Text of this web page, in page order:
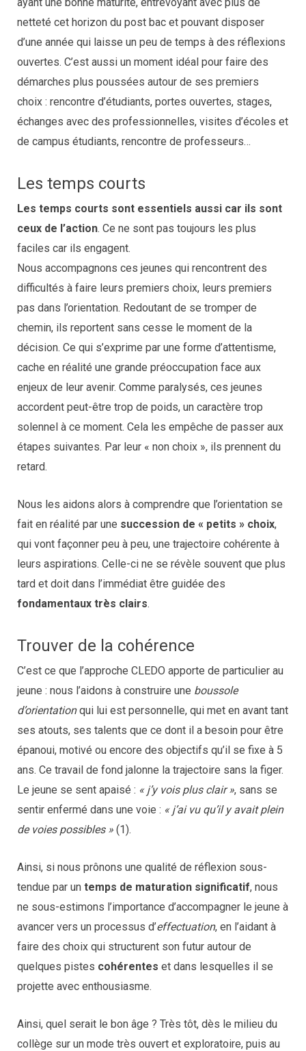
netteté cet horizon du post bac et pouvant disposer
d’une année qui laisse un peu de temps à des réflexions
ouvertes. C’est aussi un moment idéal pour faire des
démarches plus poussées autour de ses premiers
choix : rencontre d’étudiants, portes ouvertes, stages,
échanges avec des professionnelles, visites d’écoles et
de campus étudiants, rencontre de professeurs…
Les temps courts
Les temps courts sont essentiels aussi car ils sont
ceux de l’action. Ce ne sont pas toujours les plus
faciles car ils engagent.
Nous accompagnons ces jeunes qui rencontrent des
difficultés à faire leurs premiers choix, leurs premiers
pas dans l’orientation. Redoutant de se tromper de
chemin, ils reportent sans cesse le moment de la
décision. Ce qui s’exprime par une forme d’attentisme,
cache en réalité une grande préoccupation face aux
enjeux de leur avenir. Comme paralysés, ces jeunes
accordent peut-être trop de poids, un caractère trop
solennel à ce moment. Cela les empêche de passer aux
étapes suivantes. Par leur « non choix », ils prennent du
retard.
Nous les aidons alors à comprendre que l’orientation se
fait en réalité par une succession de « petits » choix,
qui vont façonner peu à peu, une trajectoire cohérente à
leurs aspirations. Celle-ci ne se révèle souvent que plus
tard et doit dans l’immédiat être guidée des
fondamentaux très clairs.
Trouver de la cohérence
C’est ce que l’approche CLEDO apporte de particulier au
jeune : nous l’aidons à construire une boussole
d’orientationqui lui est personnelle, qui met en avant tant
ses atouts, ses talents que ce dont il a besoin pour être
épanoui, motivé ou encore des objectifs qu’il se fixe à 5
ans. Ce travail de fond jalonne la trajectoire sans la figer.
Le jeune se sent apaisé : « j’y vois plus clair », sans se
sentir enfermé dans une voie : « j’ai vu qu’il y avait plein
de voies possibles »(1).
Ainsi, si nous prônons une qualité de réflexion sous-
tendue par un temps de maturation significatif, nous
ne sous-estimons l’importance d’accompagner le jeune à
avancer vers un processus d’effectuation, en l’aidant à
faire des choix qui structurent son futur autour de
quelques pistes cohérentes et dans lesquelles il se
projette avec enthousiasme.
Ainsi, quel serait le bon âge ? Très tôt, dès le milieu du
collège sur un mode très ouvert et exploratoire, puis au